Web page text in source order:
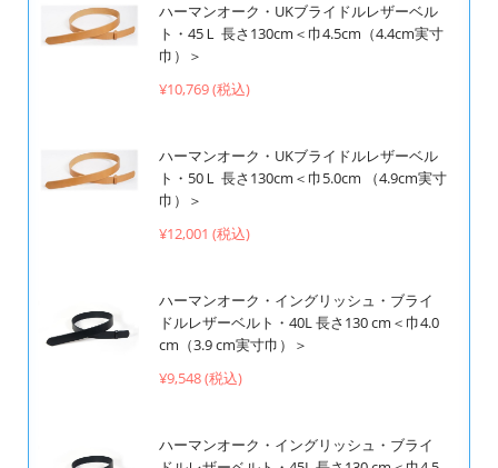
ハーマンオーク・UKブライドルレザーベル
ト・45Ｌ 長さ130cm＜巾4.5cm（4.4cm実寸
巾）＞
¥10,769 (税込)
ハーマンオーク・UKブライドルレザーベル
ト・50Ｌ 長さ130cm＜巾5.0cm （4.9cm実寸
巾）＞
¥12,001 (税込)
ハーマンオーク・イングリッシュ・ブライ
ドルレザーベルト・40L 長さ130 cm＜巾4.0
cm（3.9 cm実寸巾）＞
¥9,548 (税込)
ハーマンオーク・イングリッシュ・ブライ